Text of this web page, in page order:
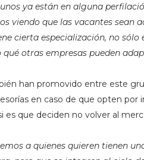
ya están en alguna
viendo que las vacantes sean
cierta especialización, no
qué otras empresas pueden
han promovido entre este
en caso de que opten
es que deciden no volver al
a quienes quieren tienen